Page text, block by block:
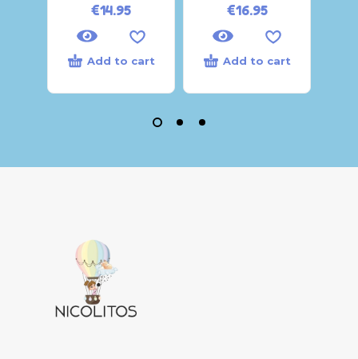
€14.95
Add to cart
€16.95
Add to cart